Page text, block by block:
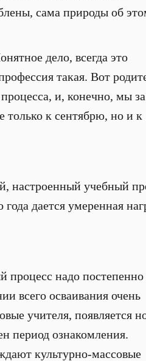
сама природы об
дело, всегда это
такая. Вот
и, конечно, мы
к сентябрю, но и к
настроенный учебный
дается умеренная
процесс надо постепенно
всего осваивания очень
учителя, появляется
период ознакомления.
культурно-массовые